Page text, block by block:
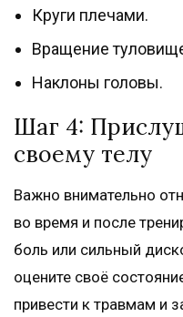
Круги плечами.
Вращение
Наклоны головы.
Шаг 4:
своему телу
Важно внимательно
во время и после
боль или сильный
оцените своё
привести к травмам и